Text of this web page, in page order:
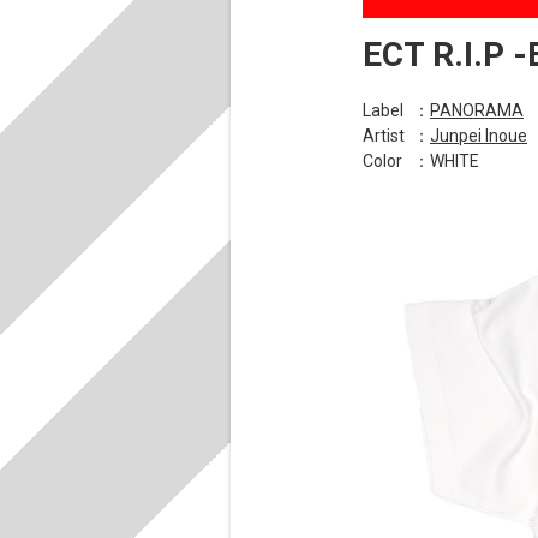
ECT R.I.P -
Label ： PANORAMA
Artist
： Junpei Inoue
Color
：WHITE